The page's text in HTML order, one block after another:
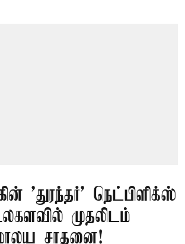
'துரந்தர்' நெட்பிளிக்ஸ்
முதலிடம்
சாதனை!